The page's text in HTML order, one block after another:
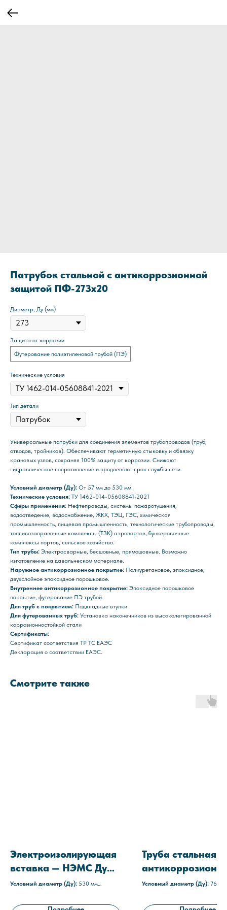
Патрубок стальной с антикоррозионной
защитой ПФ-273x20
Диаметр, Ду (мм)
Защита от коррозии
Футерование полиэтиленовой трубой (ПЭ)
Технические условия
Тип детали
Универсальные патрубки для соединения элементов трубопроводов (труб,
отводов, тройников). Обеспечивают герметичную стыковку и обвязку
крановых узлов, сохраняя 100% защиту от коррозии. Снижают
гидравлическое сопротивление и продлевают срок службы сети.
Условный диаметр (Ду): От 57 мм до 530 мм
Технические условия: ТУ 1462-014-05608841-2021
Сферы применения: Нефтепроводы, системы пожаротушения,
водоотведение, водоснабжение, ЖКХ, ТЭЦ, ГЭС, химическая
промышленность, пищевая промышленность, технологические трубопроводы,
топливозаправочные комплексы (ТЗК) аэропортов, бункеровочные
комплексы портов, сельское хозяйство.
Тип трубы: Электросварные, бесшовные, прямошовные. Возможно
изготовление на давальческом материале.
Наружное антикоррозионное покрытие: Полиуретановое, эпоксидное,
двухслойное эпоксидное порошковое.
Внутреннее антикоррозионное покрытие: Эпоксидное порошковое
покрытие, футерование ПЭ трубой.
Для труб с покрытием: Подкладные втулки
Для футерованных труб: Установка наконечников из высоколегированной
коррозионностойкой стали
Сертификаты:
Сертификат соответствия ТР ТС ЕАЭС
Декларация о соответствии ЕАЭС.
Смотрите также
Электроизолирующая
вставка — НЭМС Ду
530
Условный диаметр (Ду): 530 мм
Труба стальная с
покрытием
Условный диаметр (Ду): 76 мм